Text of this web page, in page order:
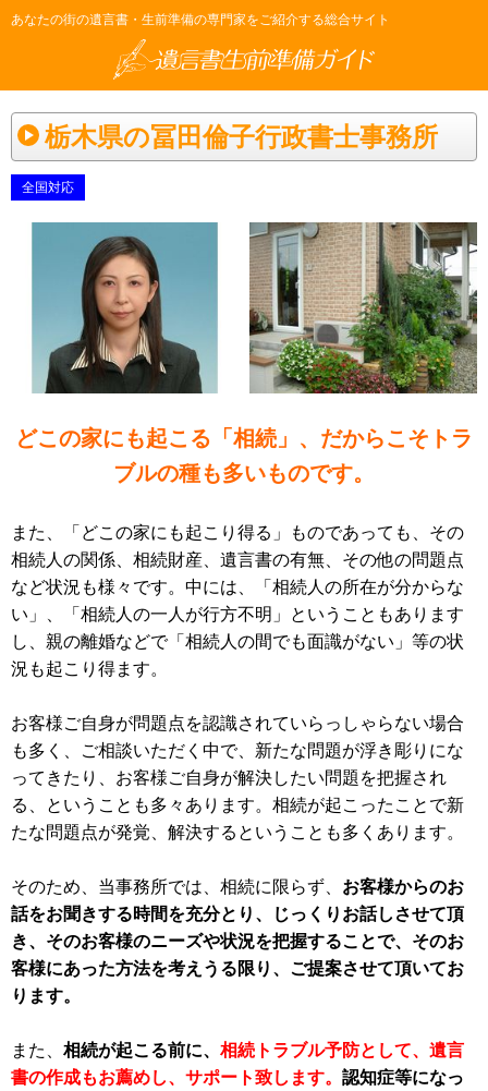
あなたの街の遺言書・生前準備の専門家をご紹介する総合サイト
栃木県の冨田倫子行政書士事務所
全国対応
どこの家にも起こる「相続」、だからこそトラ
ブルの種も多いものです。
また、「どこの家にも起こり得る」ものであっても、その
相続人の関係、相続財産、遺言書の有無、その他の問題点
など状況も様々です。中には、「相続人の所在が分からな
い」、「相続人の一人が行方不明」ということもあります
し、親の離婚などで「相続人の間でも面識がない」等の状
況も起こり得ます。
お客様ご自身が問題点を認識されていらっしゃらない場合
も多く、ご相談いただく中で、新たな問題が浮き彫りにな
ってきたり、お客様ご自身が解決したい問題を把握され
る、ということも多々あります。相続が起こったことで新
たな問題点が発覚、解決するということも多くあります。
そのため、当事務所では、相続に限らず、 お客様からのお
話をお聞きする時間を充分とり、じっくりお話しさせて頂
き、そのお客様のニーズや状況を把握することで、そのお
客様にあった方法を考えうる限り、ご提案させて頂いてお
ります。
また、 相続が起こる前に、 相続トラブル予防として、遺言
書の作成もお薦めし、サポート致します。 認知症等になっ